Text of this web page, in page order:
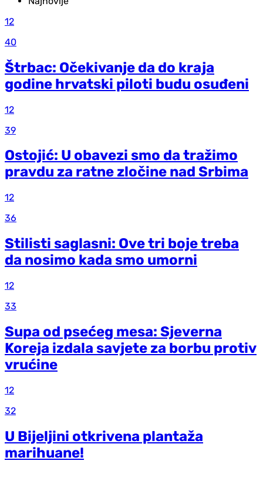
12
40
Štrbac: Očekivanje da do kraja
godine hrvatski piloti budu osuđeni
12
39
Ostojić: U obavezi smo da tražimo
pravdu za ratne zločine nad Srbima
12
36
Stilisti saglasni: Ove tri boje treba
da nosimo kada smo umorni
12
33
Supa od psećeg mesa: Sjeverna
Koreja izdala savjete za borbu protiv
vrućine
12
32
U Bijeljini otkrivena plantaža
marihuane!